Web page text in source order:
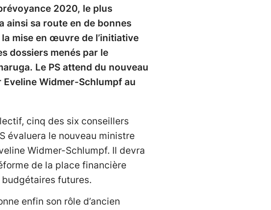
2020, le plus
sa route en de bonnes
mise en œuvre de l’initiative
dossiers menés par le
Le PS attend du nouveau
Widmer-Schlumpf au
cinq des six conseillers
évaluera le nouveau ministre
Widmer-Schlumpf. Il devra
de la place financière
budgétaires futures.
enfin son rôle d’ancien